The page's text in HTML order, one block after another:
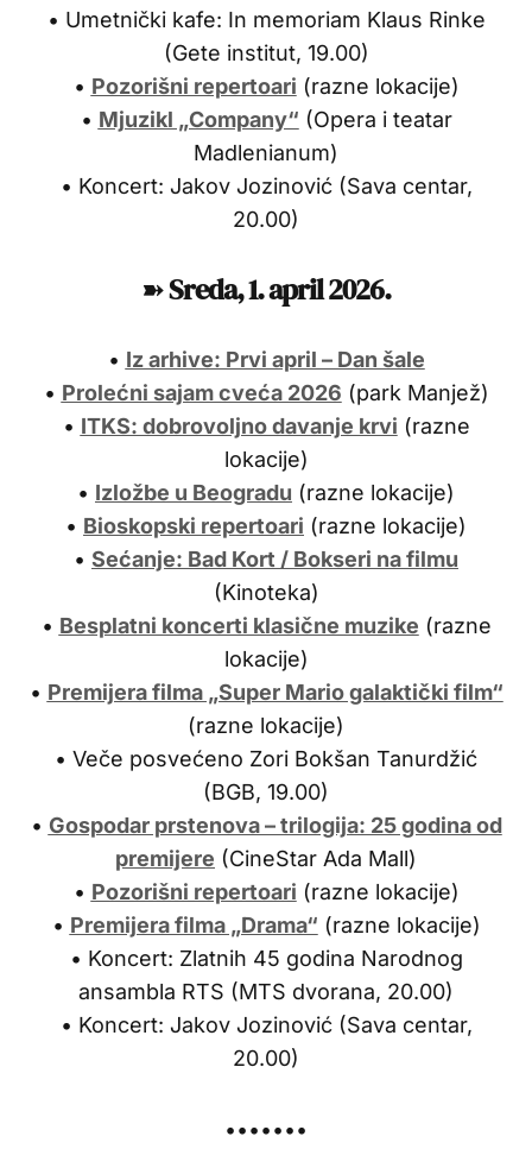
• Umetnički kafe: In memoriam Klaus Rinke
(Gete institut, 19.00)
• Pozorišni repertoari (razne lokacije)
• Mjuzikl „Company“ (Opera i teatar
Madlenianum)
• Koncert: Jakov Jozinović (Sava centar,
20.00)
➽Sreda, 1. april 2026.
• Iz arhive: Prvi april – Dan šale
• Prolećni sajam cveća 2026 (park Manjež)
• ITKS: dobrovoljno davanje krvi (razne
lokacije)
• Izložbe u Beogradu (razne lokacije)
• Bioskopski repertoari (razne lokacije)
• Sećanje: Bad Kort / Bokseri na filmu
(Kinoteka)
• Besplatni koncerti klasične muzike (razne
lokacije)
• Premijera filma „Super Mario galaktički film“
(razne lokacije)
• Veče posvećeno Zori Bokšan Tanurdžić
(BGB, 19.00)
• Gospodar prstenova – trilogija: 25 godina od
premijere (CineStar Ada Mall)
• Pozorišni repertoari (razne lokacije)
• Premijera filma „Drama“ (razne lokacije)
• Koncert: Zlatnih 45 godina Narodnog
ansambla RTS (MTS dvorana, 20.00)
• Koncert: Jakov Jozinović (Sava centar,
20.00)
•••••••